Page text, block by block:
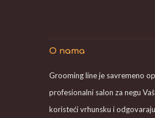
O nama
Grooming line je savremeno
profesionalni salon za negu
koristeći vrhunsku i